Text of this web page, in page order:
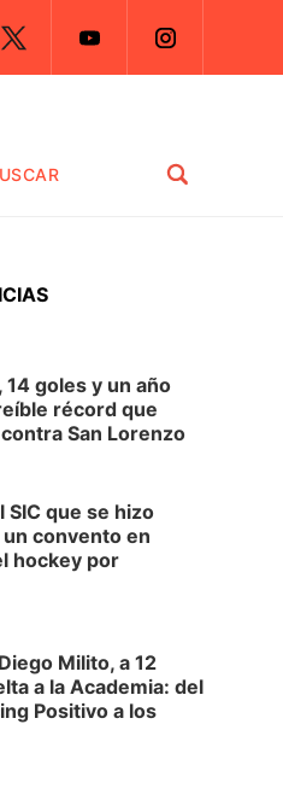
goles y un año
récord que
San Lorenzo
SIC que se hizo
convento en
hockey por
Milito, a 12
a la Academia: del
Positivo a los